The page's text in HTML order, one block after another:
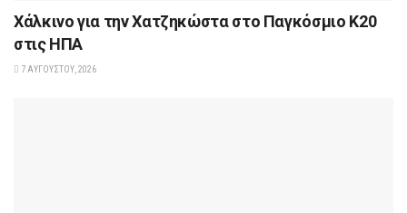
Xάλκινο για την Χατζηκώστα στο Παγκόσμιο Κ20
στις ΗΠΑ
7 ΑΥΓΟΎΣΤΟΥ, 2026